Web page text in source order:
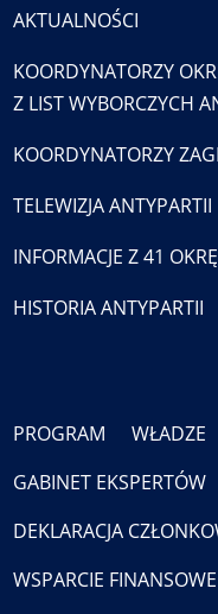
AKTUALNOŚCI
KOORDYNATORZY
Z LIST WYBORCZYCH
KOORDYNATORZY
TELEWIZJA ANTYPARTII
INFORMACJE Z 41
HISTORIA ANTYPARTII
PROGRAM WŁADZE
GABINET EKSPERTÓW
DEKLARACJA
WSPARCIE FINANSOWE